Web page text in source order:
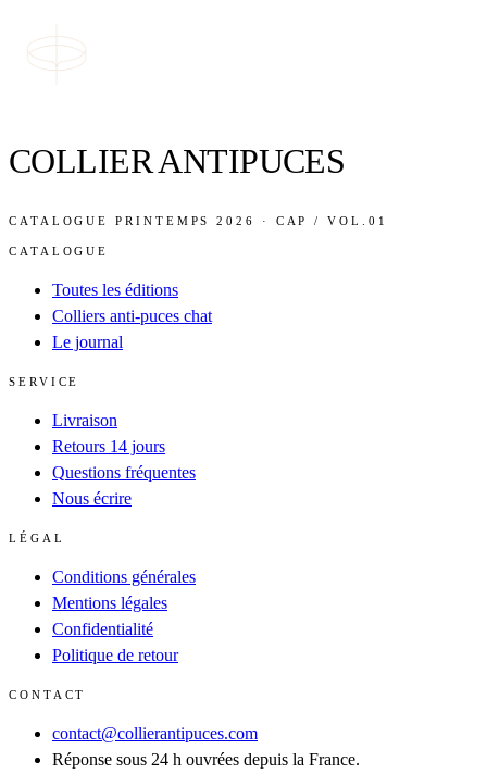
COLLIER ANTIPUCES
CATALOGUE PRINTEMPS 2026 · CAP / VOL.01
CATALOGUE
Toutes les éditions
Colliers anti-puces chat
Le journal
SERVICE
Livraison
Retours 14 jours
Questions fréquentes
Nous écrire
LÉGAL
Conditions générales
Mentions légales
Confidentialité
Politique de retour
CONTACT
contact@collierantipuces.com
Réponse sous 24 h ouvrées depuis la France.